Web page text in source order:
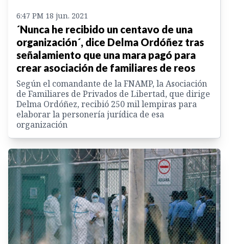
6:47 PM 18 jun. 2021
´Nunca he recibido un centavo de una
organización´, dice Delma Ordóñez tras
señalamiento que una mara pagó para
crear asociación de familiares de reos
Según el comandante de la FNAMP, la Asociación
de Familiares de Privados de Libertad, que dirige
Delma Ordóñez, recibió 250 mil lempiras para
elaborar la personería jurídica de esa
organización